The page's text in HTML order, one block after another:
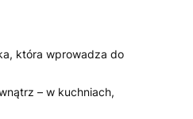
która wprowadza do
– w kuchniach,